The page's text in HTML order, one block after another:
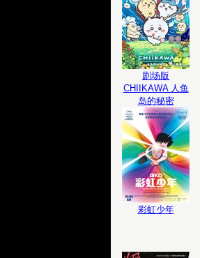
剧场版
CHIIKAWA 人鱼
岛的秘密
彩虹少年